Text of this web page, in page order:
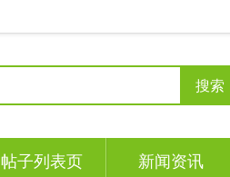
搜索
帖子列表页 新闻资讯